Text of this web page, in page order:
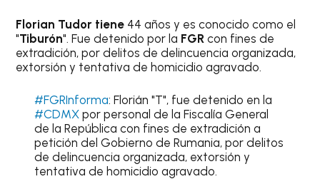
Florian Tudor tiene 44 años y es conocido como el
"Tiburón". Fue detenido por la FGRcon fines de
extradición, por delitos de delincuencia organizada,
extorsión y tentativa de homicidio agravado.
#FGRInforma: Florián "T", fue detenido en la
#CDMXpor personal de la Fiscalía General
de la República con fines de extradición a
petición del Gobierno de Rumania, por delitos
de delincuencia organizada, extorsión y
tentativa de homicidio agravado.